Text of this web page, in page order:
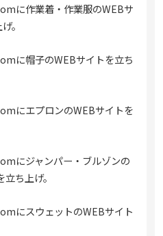
に作業着・作業服のWEBサ
。
に帽子のWEBサイトを立ち
にエプロンのWEBサイトを
にジャンパー・ブルゾンの
ち上げ。
にスウェットのWEBサイト